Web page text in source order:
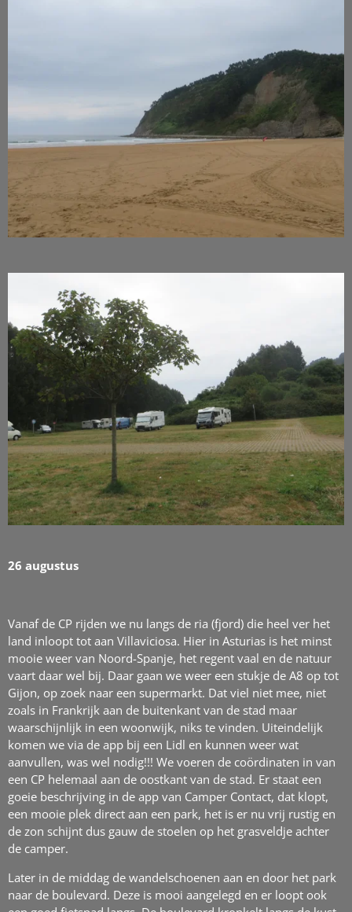
26 augustus
Vanaf de CP rijden we nu langs de ria (fjord) die heel ver het
land inloopt tot aan Villaviciosa. Hier in Asturias is het minst
mooie weer van Noord-Spanje, het regent vaal en de natuur
vaart daar wel bij. Daar gaan we weer een stukje de A8 op tot
Gijon, op zoek naar een supermarkt. Dat viel niet mee, niet
zoals in Frankrijk aan de buitenkant van de stad maar
waarschijnlijk in een woonwijk, niks te vinden. Uiteindelijk
komen we via de app bij een Lidl en kunnen weer wat
aanvullen, was wel nodig!!! We voeren de coördinaten in van
een CP helemaal aan de oostkant van de stad. Er staat een
goeie beschrijving in de app van Camper Contact, dat klopt,
een mooie plek direct aan een park, het is er nu vrij rustig en
de zon schijnt dus gauw de stoelen op het grasveldje achter
de camper.
Later in de middag de wandelschoenen aan en door het park
naar de boulevard. Deze is mooi aangelegd en er loopt ook